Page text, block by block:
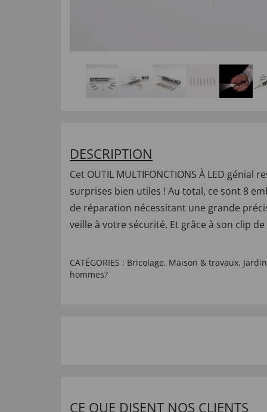
DESCRIPTION
Cet OUTIL MULTIFONCTIONS À LED
surprises bien utiles ! Au total, ce sont 8
de réparation nécessitant une grande
veille à votre sécurité. Et grâce à son clip
CATÉGORIES : Bricolage, Maison & travaux, Jardin
hommes?
CE QUE DISENT NOS CLIENTS